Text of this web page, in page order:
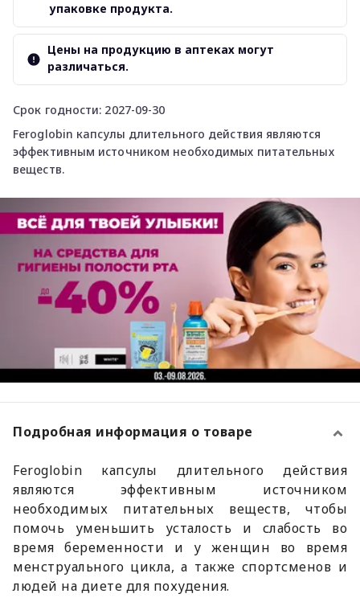
Срок годности: 2027-09-30
Feroglobin капсулы длительного действия являются
эффективным источником необходимых питательных
веществ.
упаковке продукта.
Цены на продукцию в аптеках могут
различаться.
Подробная информация о товаре
Feroglobin капсулы длительного действия
являются эффективным источником
необходимых питательных веществ, чтобы
помочь уменьшить усталость и слабость во
время беременности и у женщин во время
менструального цикла, а также спортсменов и
людей на диете для похудения.